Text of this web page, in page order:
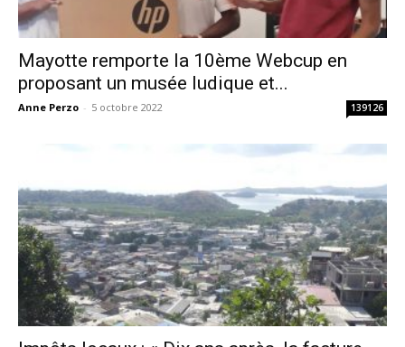
Mayotte remporte la 10ème Webcup en
proposant un musée ludique et...
Anne Perzo - 5 octobre 2022 139126